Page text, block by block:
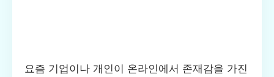
요즘 기업이나 개인이 온라인에서 존재감을 가진